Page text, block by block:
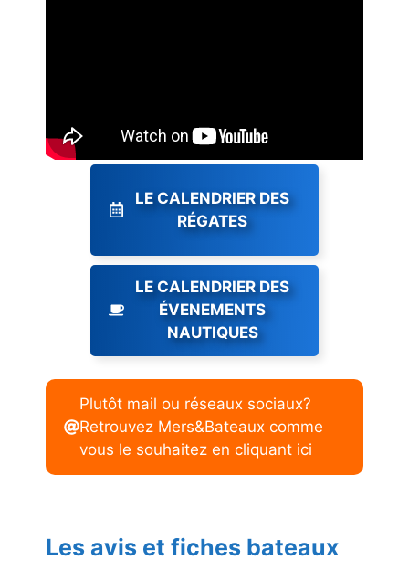
LE CALENDRIER DES
RÉGATES
LE CALENDRIER DES
ÉVENEMENTS
NAUTIQUES
Plutôt mail ou réseaux sociaux?
Retrouvez Mers&Bateaux comme
vous le souhaitez en cliquant ici
Les avis et fiches bateaux